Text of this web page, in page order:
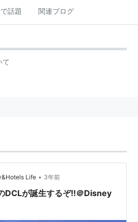
話題 関連ブログ
て
Life • 3年前
DCLが誕生するぞ!!＠Disney